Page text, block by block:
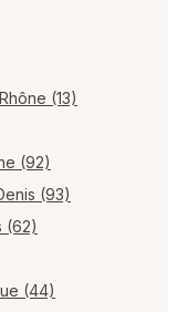
(13)
(92)
(93)
(62)
(44)